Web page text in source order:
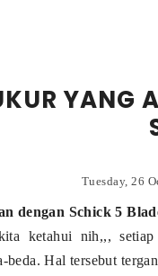
YANG
Tuesday, 26
dengan Schick 5
ketahui nih,,,
beda. Hal tersebut